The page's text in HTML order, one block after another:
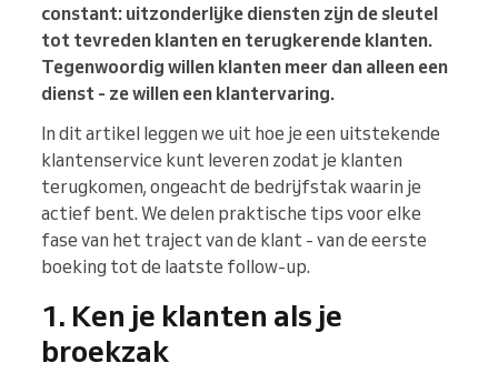
constant: uitzonderlijke diensten zijn de sleutel
tot tevreden klanten en terugkerende klanten.
Tegenwoordig willen klanten meer dan alleen een
dienst - ze willen een klantervaring.
In dit artikel leggen we uit hoe je een uitstekende
klantenservice kunt leveren zodat je klanten
terugkomen, ongeacht de bedrijfstak waarin je
actief bent. We delen praktische tips voor elke
fase van het traject van de klant - van de eerste
boeking tot de laatste follow-up.
1. Ken je klanten als je
broekzak